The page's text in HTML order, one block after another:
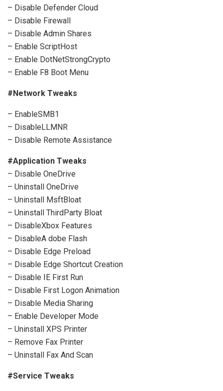
– Disable Defender Cloud
– Disable Firewall
– Disable Admin Shares
– Enable ScriptHost
– Enable DotNetStrongCrypto
– Enable F8 Boot Menu
#Network Tweaks
– EnableSMB1
– DisableLLMNR
– Disable Remote Assistance
#Application Tweaks
– Disable OneDrive
– Uninstall OneDrive
– Uninstall MsftBloat
– Uninstall ThirdParty Bloat
– DisableXbox Features
– DisableA dobe Flash
– Disable Edge Preload
– Disable Edge Shortcut Creation
– Disable IE First Run
– Disable First Logon Animation
– Disable Media Sharing
– Enable Developer Mode
– Uninstall XPS Printer
– Remove Fax Printer
– Uninstall Fax And Scan
#Service Tweaks